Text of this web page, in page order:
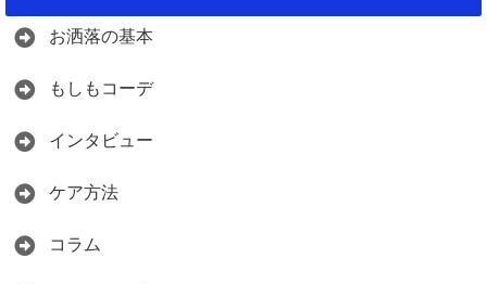
お洒落の基本
もしもコーデ
インタビュー
ケア方法
コラム